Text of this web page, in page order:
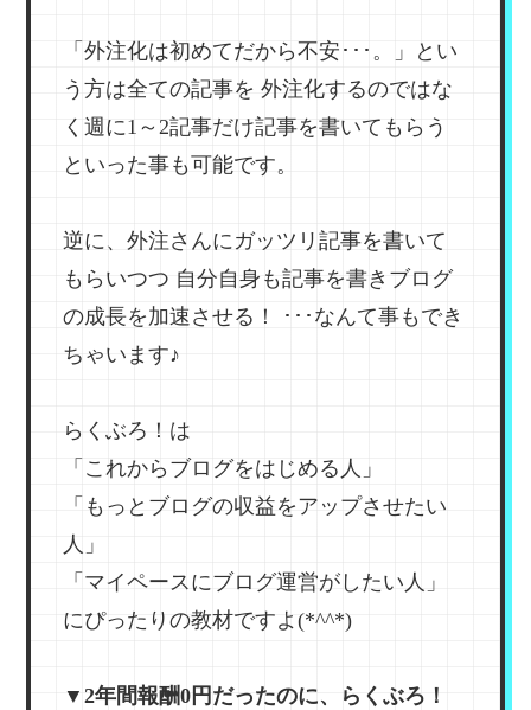
「外注化は初めてだから不安･･･。」とい
う方は全ての記事を 外注化するのではな
く週に1～2記事だけ記事を書いてもらう
といった事も可能です。
逆に、外注さんにガッツリ記事を書いて
もらいつつ 自分自身も記事を書きブログ
の成長を加速させる！
･･･なんて事もでき
ちゃいます♪
らくぶろ！は
「これからブログをはじめる人」
「もっとブログの収益をアップさせたい
人」
「マイペースにブログ運営がしたい人」
にぴったりの教材ですよ(*^^*)
▼2年間報酬0円だったのに、らくぶろ！